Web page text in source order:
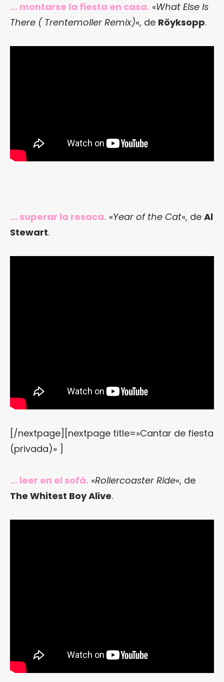
… montarse la fiesta en casa. «What Else Is
There ( Trentemoller Remix)«, de Röyksopp.
… superar la resaca. «Year of the Cat«, de Al
Stewart.
[/nextpage][nextpage title=»Cantar de fiesta
(privada)» ]
… leer en el sofá. «Rollercoaster Ride«, de
The Whitest Boy Alive.